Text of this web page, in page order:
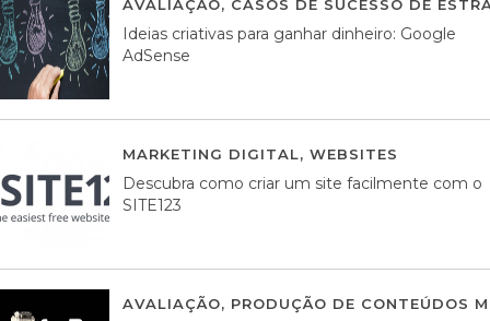
AVALIAÇÃO, CASOS DE SUCESSO DE
Ideias criativas para ganhar dinheiro: Google
AdSense
MARKETING DIGITAL, WEBSITES
Descubra como criar um site facilmente com o
SITE123
AVALIAÇÃO, PRODUÇÃO DE CONTEÚDOS